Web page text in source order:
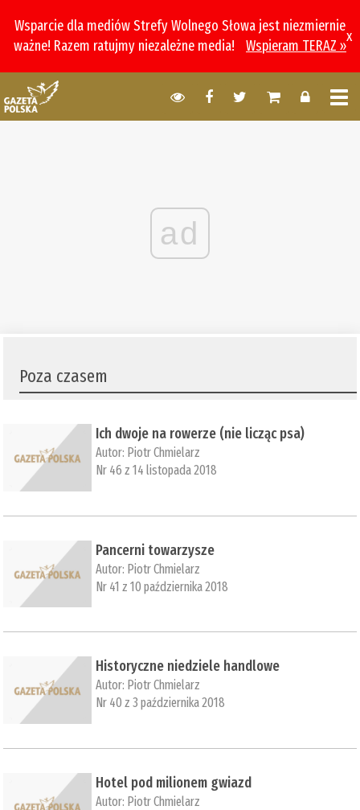
Wsparcie dla mediów Strefy Wolnego Słowa jest niezmiernie
ważne! Razem ratujmy niezależne media!
Wspieram TERAZ »
x
ad
Poza czasem
Ich dwoje na rowerze (nie licząc psa)
Autor: Piotr Chmielarz
Nr 46 z 14 listopada 2018
Pancerni towarzysze
Autor: Piotr Chmielarz
Nr 41 z 10 października 2018
Historyczne niedziele handlowe
Autor: Piotr Chmielarz
Nr 40 z 3 października 2018
Hotel pod milionem gwiazd
Autor: Piotr Chmielarz